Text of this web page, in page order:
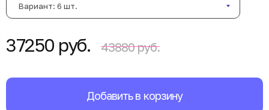
Вариант: 6 шт.
37250 руб. 43880 руб.
Добавить в корзину